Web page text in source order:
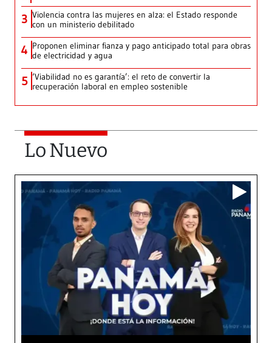
3 Violencia contra las mujeres en alza: el Estado responde
con un ministerio debilitado
4 Proponen eliminar fianza y pago anticipado total para obras
de electricidad y agua
5 ‘Viabilidad no es garantía’: el reto de convertir la
recuperación laboral en empleo sostenible
Lo Nuevo